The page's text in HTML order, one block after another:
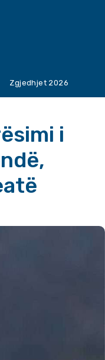
Zgjedhjet 2026
i